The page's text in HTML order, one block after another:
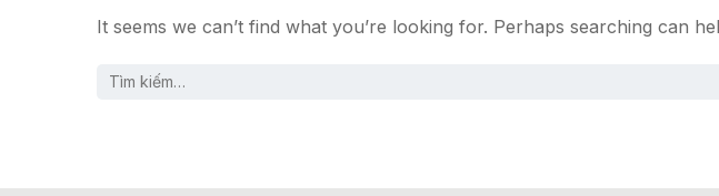
It seems we can’t find what you’re looking for. Perhaps searching can